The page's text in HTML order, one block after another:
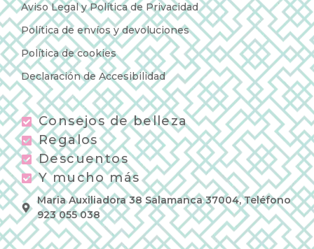
Aviso Legal y Política de Privacidad
Política de envíos y devoluciones
Política de cookies
Declaración de Accesibilidad
Consejos de belleza
Regalos
Descuentos
Y mucho más
Maria Auxiliadora 38 Salamanca 37004, Teléfono
923 055 038